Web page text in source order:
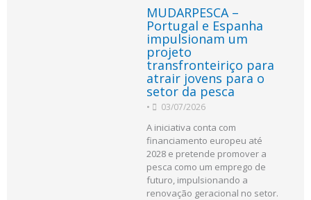
MUDARPESCA –
Portugal e Espanha
impulsionam um
projeto
transfronteiriço para
atrair jovens para o
setor da pesca
• 03/07/2026
A iniciativa conta com
financiamento europeu até
2028 e pretende promover a
pesca como um emprego de
futuro, impulsionando a
renovação geracional no setor.